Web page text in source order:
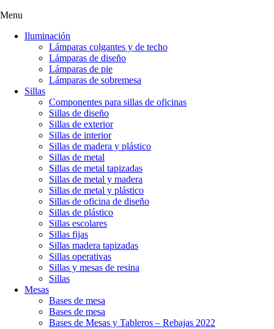
Menu
Iluminación
Lámparas colgantes y de techo
Lámparas de diseño
Lámparas de pie
Lámparas de sobremesa
Sillas
Componentes para sillas de oficinas
Sillas de diseño
Sillas de exterior
Sillas de interior
Sillas de madera y plástico
Sillas de metal
Sillas de metal tapizadas
Sillas de metal y madera
Sillas de metal y plástico
Sillas de oficina de diseño
Sillas de plástico
Sillas escolares
Sillas fijas
Sillas madera tapizadas
Sillas operativas
Sillas y mesas de resina
Sillas
Mesas
Bases de mesa
Bases de mesa
Bases de Mesas y Tableros – Rebajas 2022